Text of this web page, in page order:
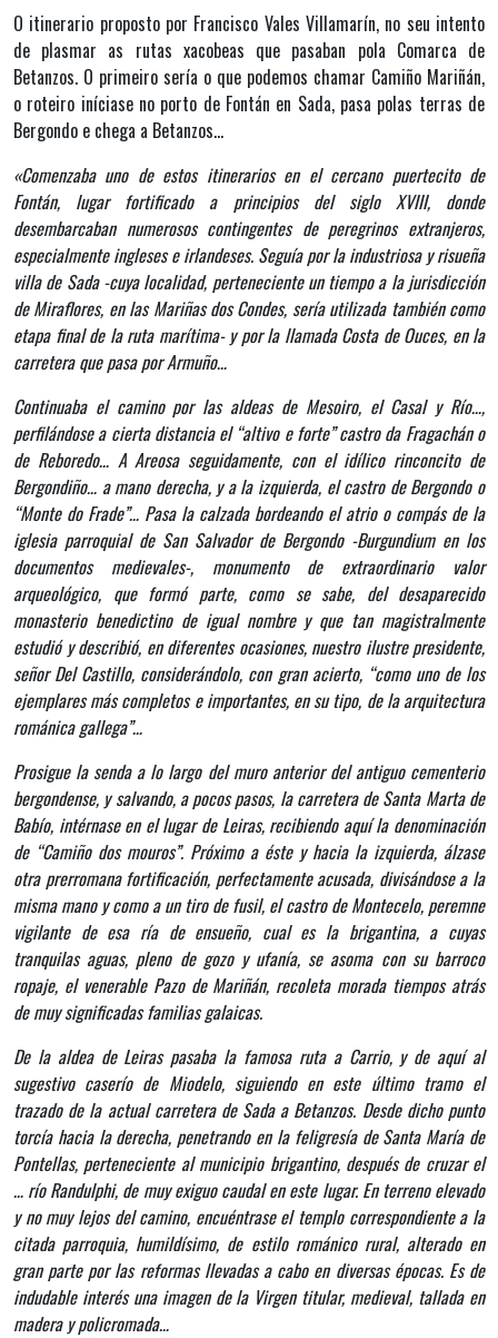
O itinerario proposto por Francisco Vales Villamarín, no seu intento
de plasmar as rutas xacobeas que pasaban pola Comarca de
Betanzos. O primeiro sería o que podemos chamar Camiño Mariñán,
o roteiro iníciase no porto de Fontán en Sada, pasa polas terras de
Bergondo e chega a Betanzos…
«Comenzaba uno de estos itinerarios en el cercano puertecito de
Fontán, lugar fortificado a principios del siglo XVIII, donde
desembarcaban numerosos contingentes de peregrinos extranjeros,
especialmente ingleses e irlandeses. Seguía por la industriosa y risueña
villa de Sada -cuya localidad, perteneciente un tiempo a la jurisdicción
de Miraflores, en las Mariñas dos Condes, sería utilizada también como
etapa final de la ruta marítima- y por la llamada Costa de Ouces, en la
carretera que pasa por Armuño…
Continuaba el camino por las aldeas de Mesoiro, el Casal y Río…,
perfilándose a cierta distancia el “altivo e forte” castro da Fragachán o
de Reboredo… A Areosa seguidamente, con el idílico rinconcito de
Bergondiño… a mano derecha, y a la izquierda, el castro de Bergondo o
“Monte do Frade”… Pasa la calzada bordeando el atrio o compás de la
iglesia parroquial de San Salvador de Bergondo -Burgundium en los
documentos medievales-, monumento de extraordinario valor
arqueológico, que formó parte, como se sabe, del desaparecido
monasterio benedictino de igual nombre y que tan magistralmente
estudió y describió, en diferentes ocasiones, nuestro ilustre presidente,
señor Del Castillo, considerándolo, con gran acierto, “como uno de los
ejemplares más completos e importantes, en su tipo, de la arquitectura
románica gallega”…
Prosigue la senda a lo largo del muro anterior del antiguo cementerio
bergondense, y salvando, a pocos pasos, la carretera de Santa Marta de
Babío, intérnase en el lugar de Leiras, recibiendo aquí la denominación
de “Camiño dos mouros”. Próximo a éste y hacia la izquierda, álzase
otra prerromana fortificación, perfectamente acusada, divisándose a la
misma mano y como a un tiro de fusil, el castro de Montecelo, peremne
vigilante de esa ría de ensueño, cual es la brigantina, a cuyas
tranquilas aguas, pleno de gozo y ufanía, se asoma con su barroco
ropaje, el venerable Pazo de Mariñán, recoleta morada tiempos atrás
de muy significadas familias galaicas.
De la aldea de Leiras pasaba la famosa ruta a Carrio, y de aquí al
sugestivo caserío de Miodelo, siguiendo en este último tramo el
trazado de la actual carretera de Sada a Betanzos. Desde dicho punto
torcía hacia la derecha, penetrando en la feligresía de Santa María de
Pontellas, perteneciente al municipio brigantino, después de cruzar el
… río Randulphi, de muy exiguo caudal en este lugar. En terreno elevado
y no muy lejos del camino, encuéntrase el templo correspondiente a la
citada parroquia, humildísimo, de estilo románico rural, alterado en
gran parte por las reformas llevadas a cabo en diversas épocas. Es de
indudable interés una imagen de la Virgen titular, medieval, tallada en
madera y policromada…